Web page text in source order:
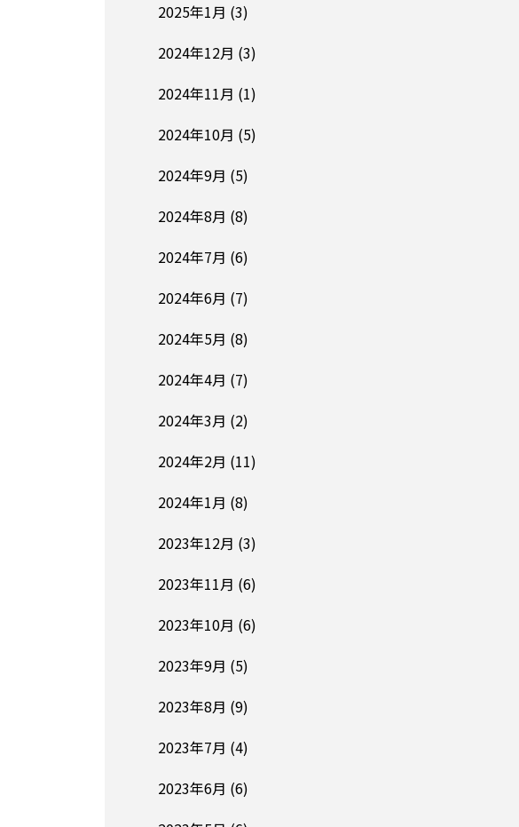
2025年1月 (3)
2024年12月 (3)
2024年11月 (1)
2024年10月 (5)
2024年9月 (5)
2024年8月 (8)
2024年7月 (6)
2024年6月 (7)
2024年5月 (8)
2024年4月 (7)
2024年3月 (2)
2024年2月 (11)
2024年1月 (8)
2023年12月 (3)
2023年11月 (6)
2023年10月 (6)
2023年9月 (5)
2023年8月 (9)
2023年7月 (4)
2023年6月 (6)